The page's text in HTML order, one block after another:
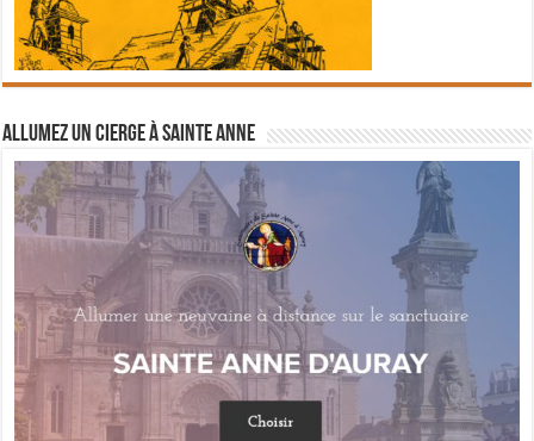
Allumez un cierge à Sainte Anne